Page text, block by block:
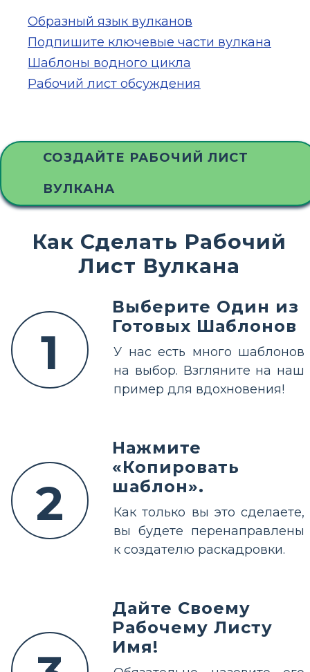
Образный язык вулканов
Подпишите ключевые части вулкана
Шаблоны водного цикла
Рабочий лист обсуждения
СОЗДАЙТЕ РАБОЧИЙ ЛИСТ
ВУЛКАНА
Как Сделать Рабочий
Лист Вулкана
1
Выберите Один из
Готовых Шаблонов
У нас есть много шаблонов
на выбор. Взгляните на наш
пример для вдохновения!
2
Нажмите
«Копировать
шаблон».
Как только вы это сделаете,
вы будете перенаправлены
к создателю раскадровки.
Дайте Своему
Рабочему Листу
Имя!